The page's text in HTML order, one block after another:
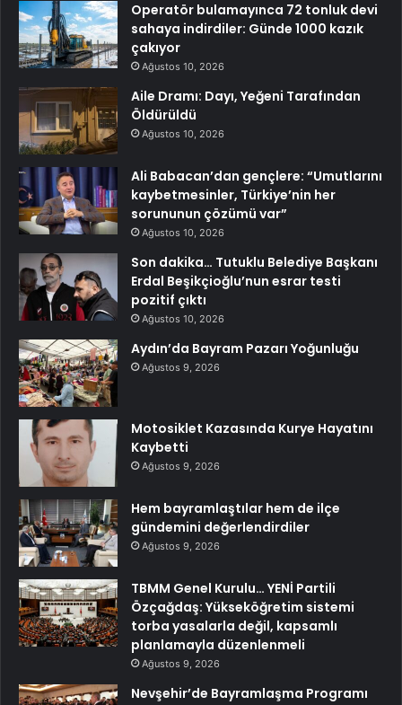
Operatör bulamayınca 72 tonluk devi
sahaya indirdiler: Günde 1000 kazık
çakıyor
Ağustos 10, 2026
Aile Dramı: Dayı, Yeğeni Tarafından
Öldürüldü
Ağustos 10, 2026
Ali Babacan’dan gençlere: “Umutlarını
kaybetmesinler, Türkiye’nin her
sorununun çözümü var”
Ağustos 10, 2026
Son dakika… Tutuklu Belediye Başkanı
Erdal Beşikçioğlu’nun esrar testi
pozitif çıktı
Ağustos 10, 2026
Aydın’da Bayram Pazarı Yoğunluğu
Ağustos 9, 2026
Motosiklet Kazasında Kurye Hayatını
Kaybetti
Ağustos 9, 2026
Hem bayramlaştılar hem de ilçe
gündemini değerlendirdiler
Ağustos 9, 2026
TBMM Genel Kurulu… YENİ Partili
Özçağdaş: Yükseköğretim sistemi
torba yasalarla değil, kapsamlı
planlamayla düzenlenmeli
Ağustos 9, 2026
Nevşehir’de Bayramlaşma Programı